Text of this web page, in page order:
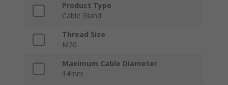
Product Type
Cable Gland
Thread Size
M20
Maximum Cable Diameter
14mm